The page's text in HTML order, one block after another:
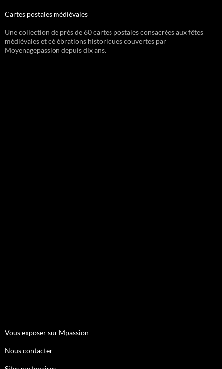
Cartes postales médiévales
Une collection de près de 60 cartes postales consacrées aux fêtes
médiévales et célébrations historiques couvertes par
Moyenagepassion depuis dix ans.
Vous exposer sur Mpassion
Nous contacter